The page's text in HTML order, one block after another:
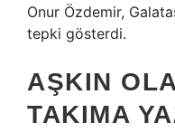
Onur Özdemir,
tepki gösterdi.
AŞKIN
TAKIMA